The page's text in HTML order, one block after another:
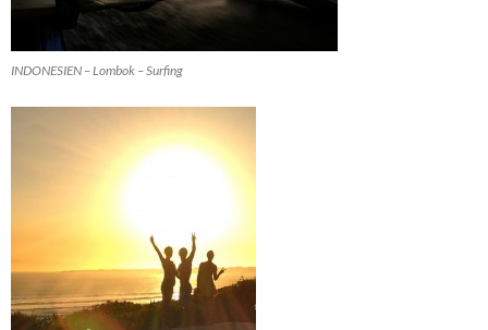
INDONESIEN – Lombok – Surfing